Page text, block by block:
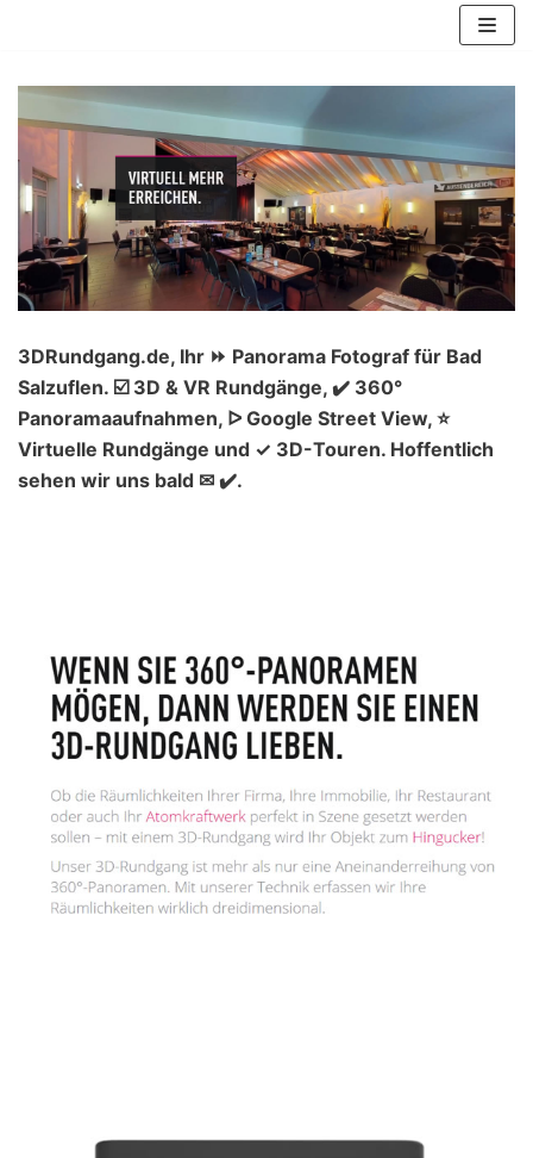
Inhalt
springen
3DRundgang.de, Ihr ⏩ Panorama Fotograf für Bad
Salzuflen. ☑️ 3D & VR Rundgänge, ✔️ 360°
Panoramaaufnahmen, ᐅ Google Street View, ⭐
Virtuelle Rundgänge und ✓ 3D-Touren. Hoffentlich
sehen wir uns bald ✉ ✔️.